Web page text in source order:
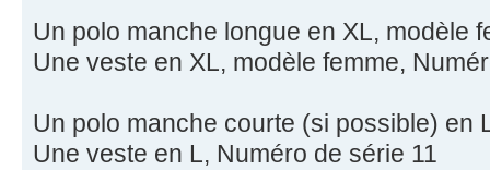
Un polo manche longue en XL, modèle
Une veste en XL, modèle femme,
Un polo manche courte (si possible) en
Une veste en L, Numéro de série 11